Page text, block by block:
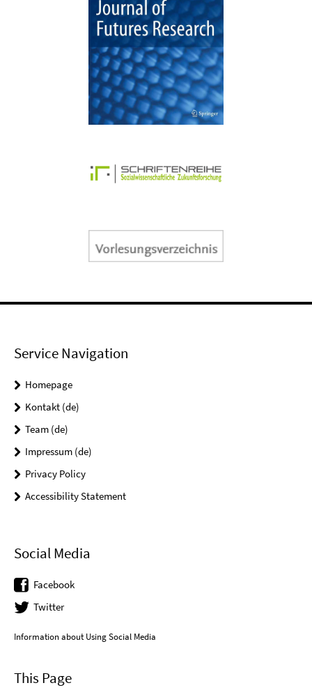
Service Navigation
Homepage
Kontakt (de)
Team (de)
Impressum (de)
Privacy Policy
Accessibility Statement
Social Media
Facebook
Twitter
Information about Using Social Media
This Page